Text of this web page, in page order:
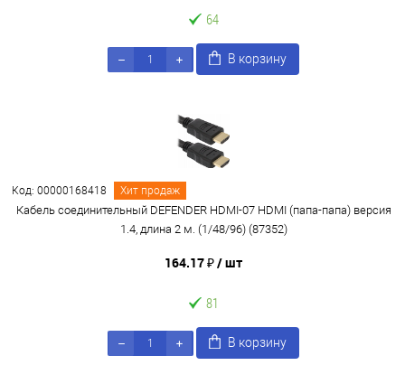
64
В корзину
Код: 00000168418 Хит продаж
Кабель соединительный DEFENDER HDMI-07 HDMI (папа-папа) версия
1.4, длина 2 м. (1/48/96) (87352)
164.17 ₽/ шт
81
В корзину